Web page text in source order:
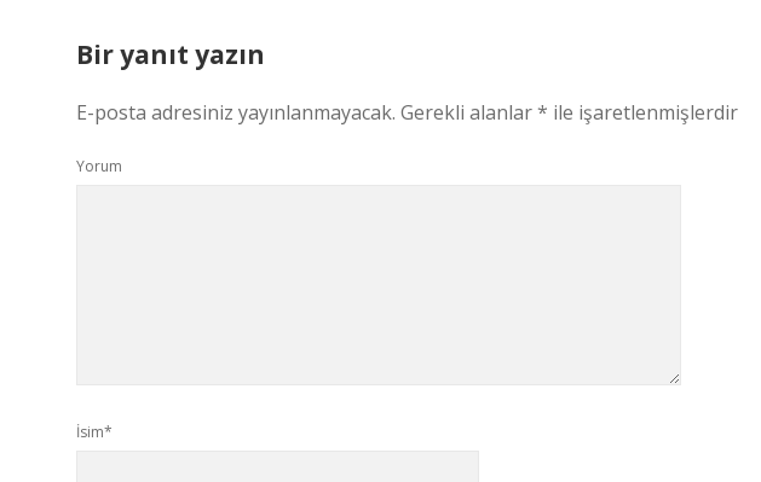
Bir yanıt yazın
E-posta adresiniz yayınlanmayacak. Gerekli alanlar* ile işaretlenmişlerdir
Yorum
İsim*